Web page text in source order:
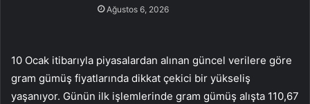
Ağustos 6, 2026
10 Ocak itibarıyla piyasalardan alınan güncel verilere göre
gram gümüş fiyatlarında dikkat çekici bir yükseliş
yaşanıyor. Günün ilk işlemlerinde gram gümüş alışta 110,67